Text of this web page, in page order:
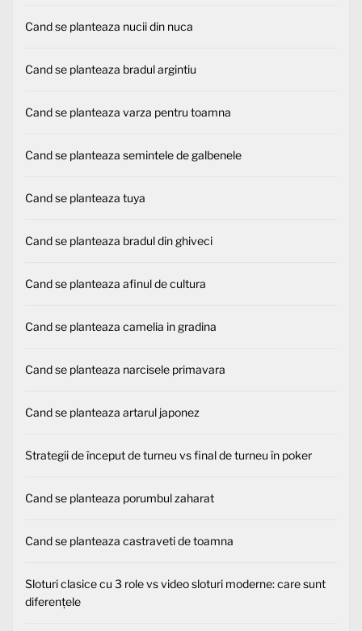
Cand se planteaza nucii din nuca
Cand se planteaza bradul argintiu
Cand se planteaza varza pentru toamna
Cand se planteaza semintele de galbenele
Cand se planteaza tuya
Cand se planteaza bradul din ghiveci
Cand se planteaza afinul de cultura
Cand se planteaza camelia in gradina
Cand se planteaza narcisele primavara
Cand se planteaza artarul japonez
Strategii de început de turneu vs final de turneu în poker
Cand se planteaza porumbul zaharat
Cand se planteaza castraveti de toamna
Sloturi clasice cu 3 role vs video sloturi moderne: care sunt
diferențele